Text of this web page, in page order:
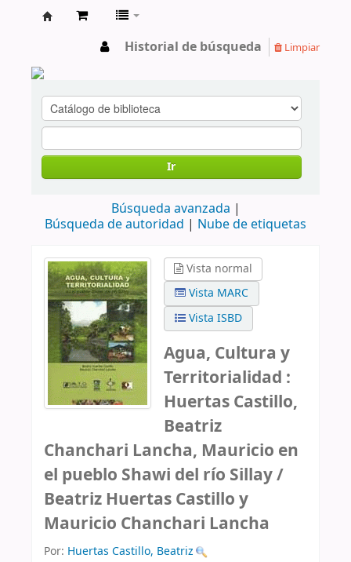
Historial de búsqueda Limpiar
Ir
Búsqueda avanzada
Búsqueda de autoridad
Nube de etiquetas
Vista normal
Vista MARC
Vista ISBD
Agua, Cultura y
Territorialidad :
Huertas Castillo,
Beatriz
Chanchari Lancha, Mauricio en
el pueblo Shawi del río Sillay /
Beatriz Huertas Castillo y
Mauricio Chanchari Lancha
Por: Huertas Castillo, Beatriz